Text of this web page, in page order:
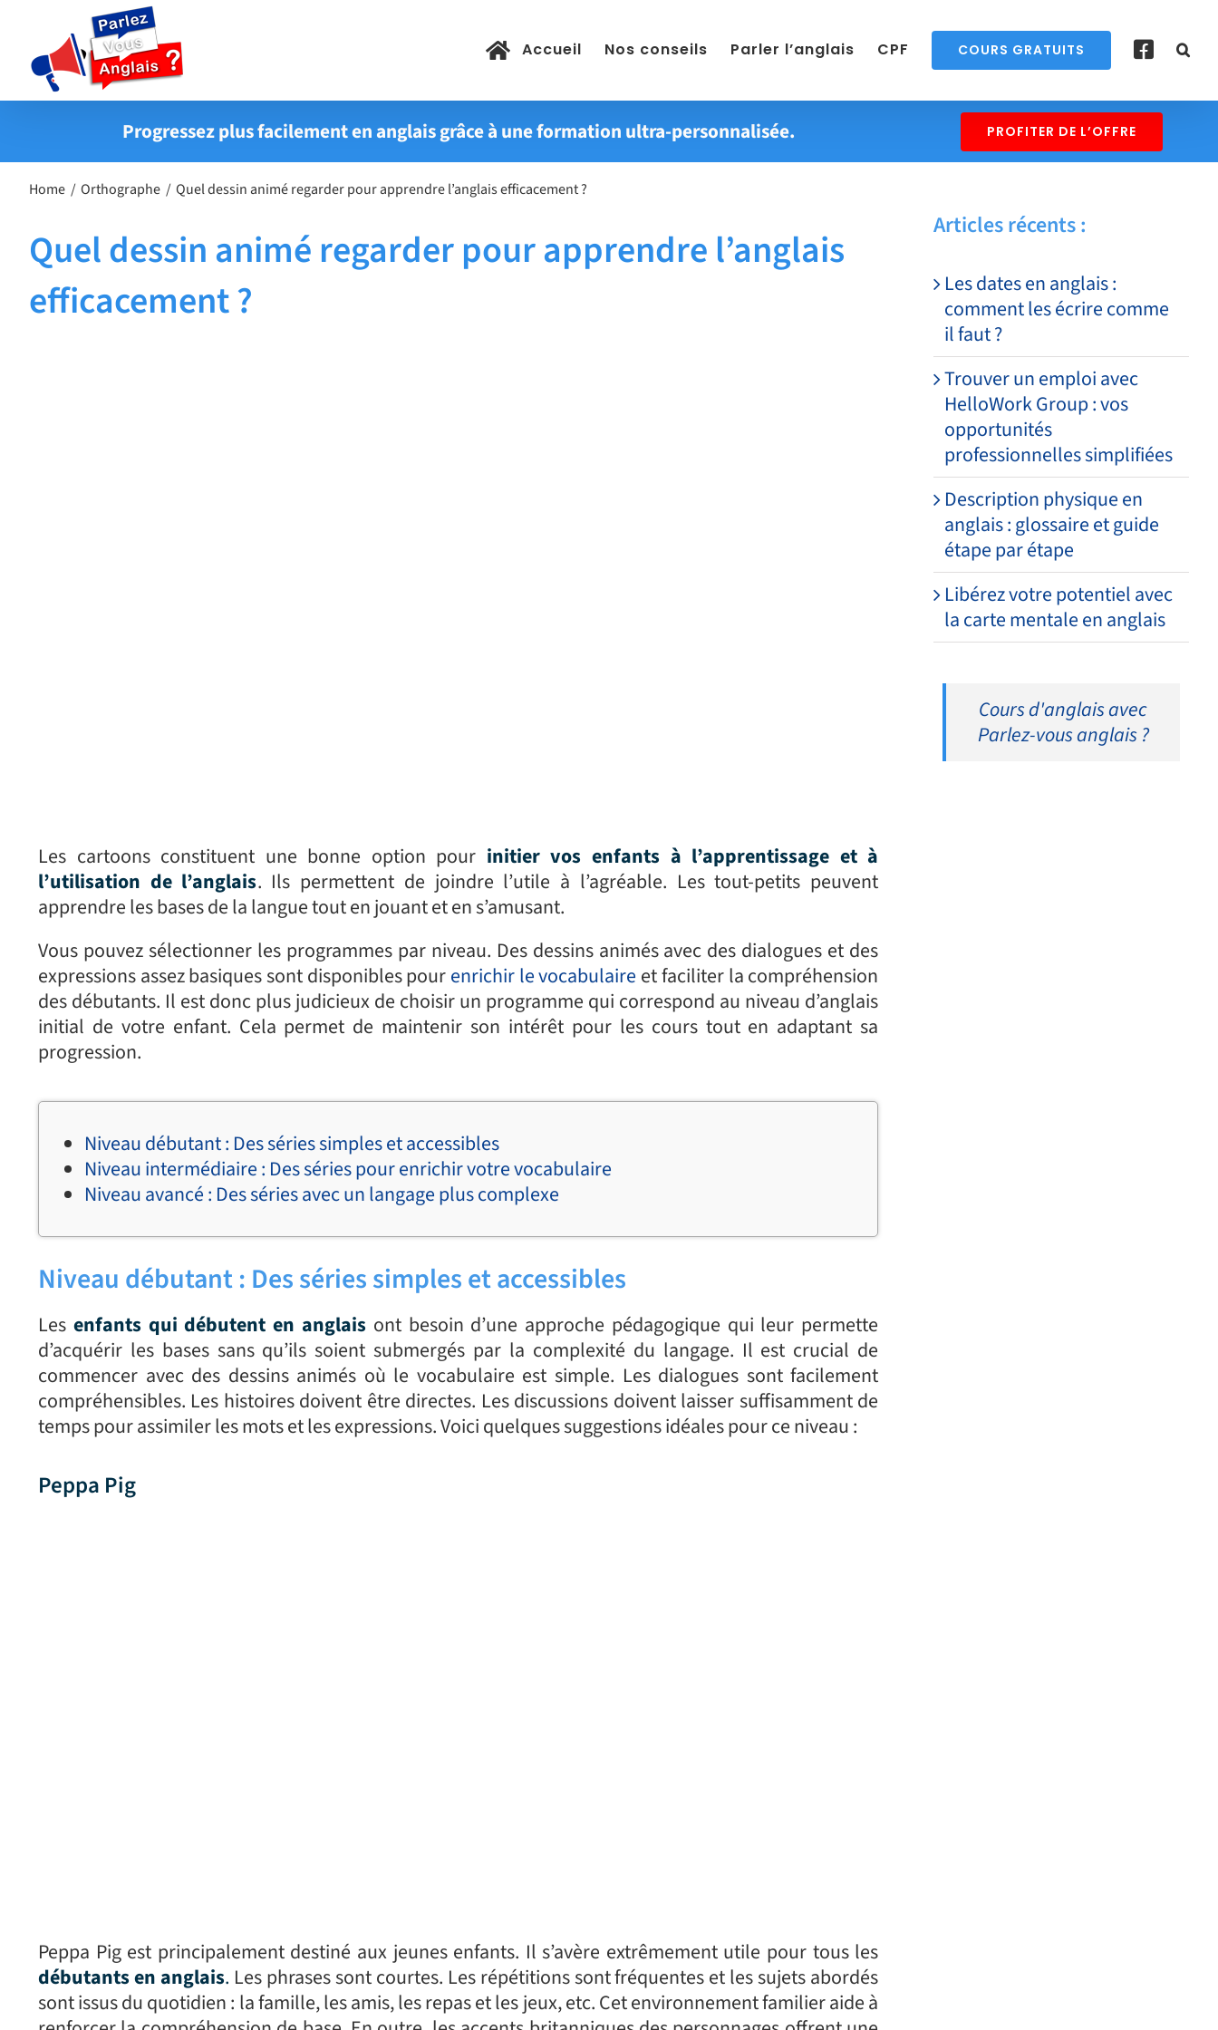
contenu
Accueil Nos conseils Parler l’anglais CPF COURS GRATUITS
Progressez plus facilement en anglais grâce à une formation ultra-personnalisée. PROFITER DE L’OFFRE
Home Orthographe Quel dessin animé regarder pour apprendre l’anglais efficacement ?
Quel dessin animé regarder pour apprendre l’anglais
efficacement ?
Les cartoons constituent une bonne option pour initier vos enfants à l’apprentissage et à
l’utilisation de l’anglais. Ils permettent de joindre l’utile à l’agréable. Les tout-petits peuvent
apprendre les bases de la langue tout en jouant et en s’amusant.
Vous pouvez sélectionner les programmes par niveau. Des dessins animés avec des dialogues et des
expressions assez basiques sont disponibles pourenrichir le vocabulaire et faciliter la compréhension
des débutants. Il est donc plus judicieux de choisir un programme qui correspond au niveau d’anglais
initial de votre enfant. Cela permet de maintenir son intérêt pour les cours tout en adaptant sa
progression.
Niveau débutant : Des séries simples et accessibles
Niveau intermédiaire : Des séries pour enrichir votre vocabulaire
Niveau avancé : Des séries avec un langage plus complexe
Niveau débutant : Des séries simples et accessibles
Les enfants qui débutent en anglais ont besoin d’une approche pédagogique qui leur permette
d’acquérir les bases sans qu’ils soient submergés par la complexité du langage. Il est crucial de
commencer avec des dessins animés où le vocabulaire est simple. Les dialogues sont facilement
compréhensibles. Les histoires doivent être directes. Les discussions doivent laisser suffisamment de
temps pour assimiler les mots et les expressions. Voici quelques suggestions idéales pour ce niveau :
Peppa Pig
Peppa Pig est principalement destiné aux jeunes enfants. Il s’avère extrêmement utile pour tous les
débutants en anglais. Les phrases sont courtes. Les répétitions sont fréquentes et les sujets abordés
sont issus du quotidien : la famille, les amis, les repas et les jeux, etc. Cet environnement familier aide à
Articles récents :
Les dates en anglais :
comment les écrire comme
il faut ?
Trouver un emploi avec
HelloWork Group : vos
opportunités
professionnelles simplifiées
Description physique en
anglais : glossaire et guide
étape par étape
Libérez votre potentiel avec
la carte mentale en anglais
Cours d'anglais avec
Parlez-vous anglais ?